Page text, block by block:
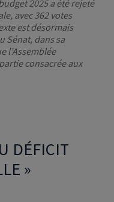
2025 a été rejeté
avec 362 votes
est désormais
Sénat, dans sa
l’Assemblée
consacrée aux
DÉFICIT
»